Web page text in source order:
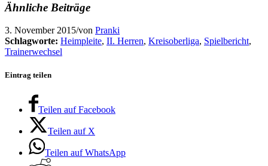
Ähnliche Beiträge
3. November 2015/von Pranki
Schlagworte: Heimpleite, II. Herren, Kreisoberliga, Spielbericht,
Trainerwechsel
Eintrag teilen
Teilen auf Facebook
Teilen auf X
Teilen auf WhatsApp